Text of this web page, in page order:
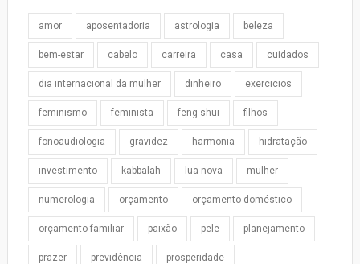
amor aposentadoria astrologia beleza
bem-estar cabelo carreira casa cuidados
dia internacional da mulher dinheiro exercicios
feminismo feminista feng shui filhos
fonoaudiologia gravidez harmonia hidratação
investimento kabbalah lua nova mulher
numerologia orçamento orçamento doméstico
orçamento familiar paixão pele planejamento
prazer previdência prosperidade